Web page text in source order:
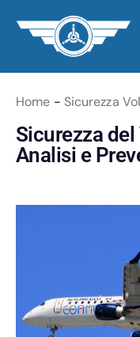
Home - Sicurezza
Sicurezza
Analisi e